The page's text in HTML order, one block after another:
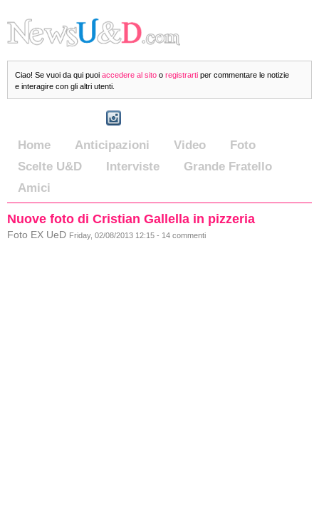
Ciao! Se vuoi da qui puoi accedere al sito o registrarti per commentare le notizie
e interagire con gli altri utenti.
Home Anticipazioni Video
Foto
Scelte U&D
Interviste
Grande Fratello
Amici
Nuove foto di Cristian Gallella in pizzeria
Foto EX UeD Friday, 02/08/2013 12:15 - 14 commenti